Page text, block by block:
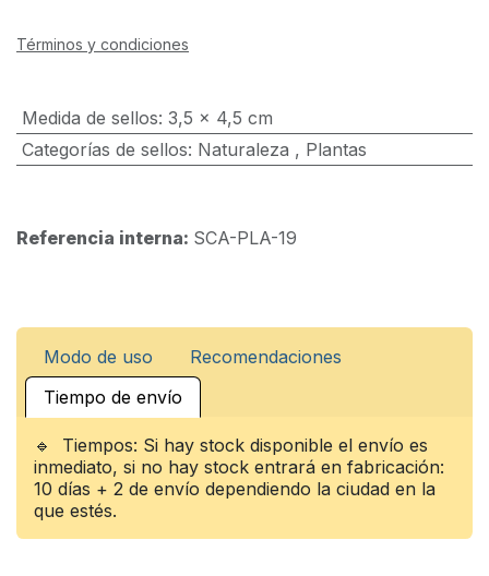
Términos y condiciones
Medida de sellos: 3,5 x 4,5 cm
Categorías de sellos: Naturaleza , Plantas
Referencia interna: SCA-PLA-19
Modo de uso
Recomendaciones
Tiempo de envío
🔹 Tiempos: Si hay stock disponible el envío es
inmediato, si no hay stock entrará en fabricación:
10 días + 2 de envío dependiendo la ciudad en la
que estés.